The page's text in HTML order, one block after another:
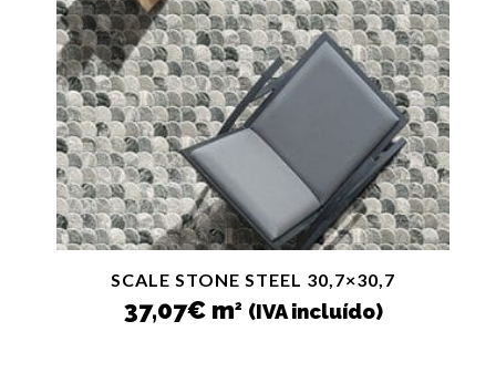
SCALE STONE STEEL 30,7×30,7
37,07€m2 (IVA incluído)